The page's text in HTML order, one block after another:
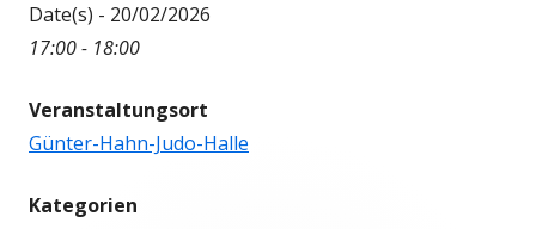
Date(s) - 20/02/2026
17:00 - 18:00
Veranstaltungsort
Günter-Hahn-Judo-Halle
Kategorien